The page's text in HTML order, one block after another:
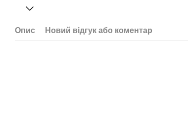
Опис Новий відгук або коментар